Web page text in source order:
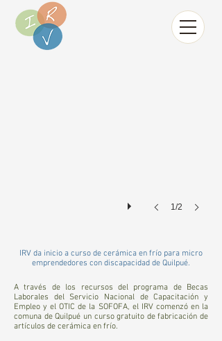
1/2
IRV da inicio a curso de cerámica en frío para micro
emprendedores con discapacidad de Quilpué.
A través de los recursos del programa de Becas
Laborales del Servicio Nacional de Capacitación y
Empleo y el OTIC de la SOFOFA, el IRV comenzó en la
comuna de Quilpué un curso gratuito de fabricación de
artículos de cerámica en frío.